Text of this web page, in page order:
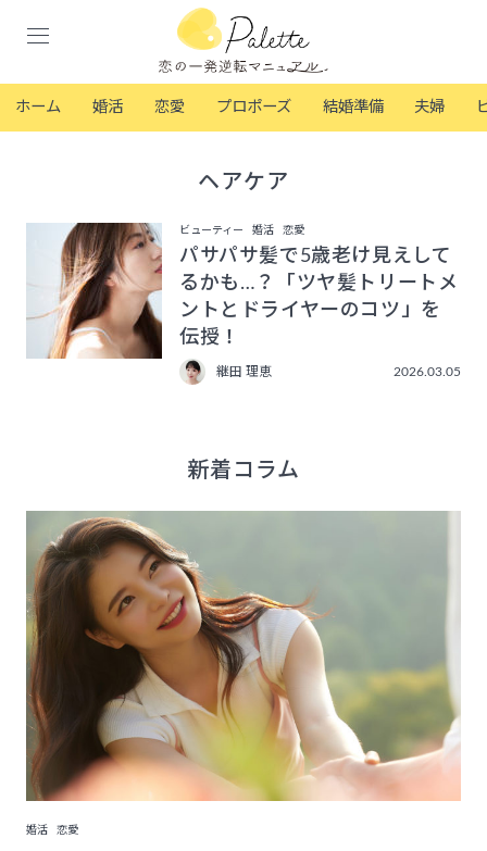
ホーム 婚活 恋愛 プロポーズ 結婚準備 夫婦
ヘアケア
ビューティー 婚活 恋愛
パサパサ髪で5歳老け見えして
るかも…？「ツヤ髪トリートメ
ントとドライヤーのコツ」を
伝授！
継田 理恵 2026.03.05
新着コラム
婚活 恋愛